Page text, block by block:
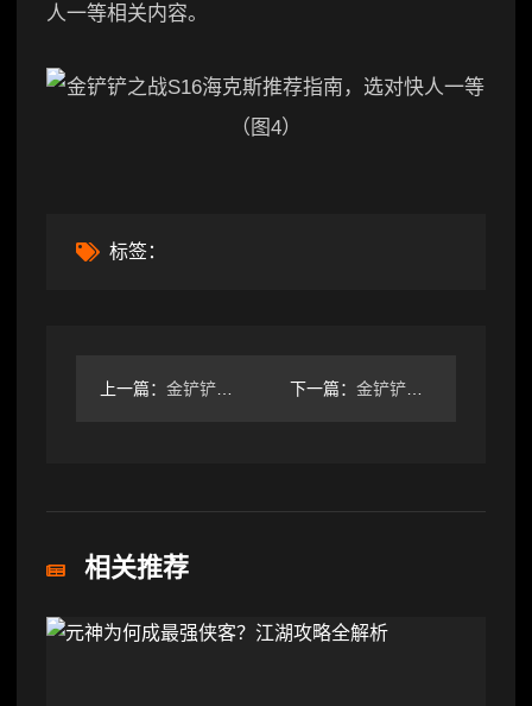
人一等相关内容。
标签：
上一篇： 金铲铲之战比尔鱼枪九五！虽然比尔被砍但好像还能玩？ 下一篇： 金铲铲之战S16新赛季奥恩神器出装攻略
相关推荐